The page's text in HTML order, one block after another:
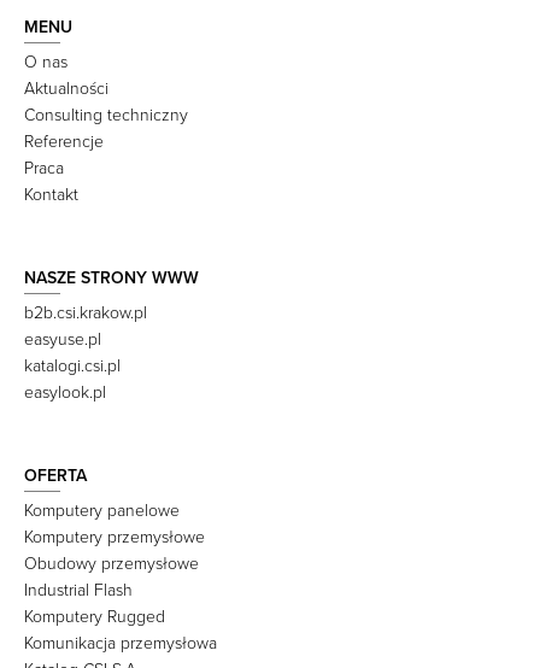
MENU
O nas
Aktualności
Consulting techniczny
Referencje
Praca
Kontakt
NASZE STRONY WWW
b2b.csi.krakow.pl
easyuse.pl
katalogi.csi.pl
easylook.pl
OFERTA
Komputery panelowe
Komputery przemysłowe
Obudowy przemysłowe
Industrial Flash
Komputery Rugged
Komunikacja przemysłowa